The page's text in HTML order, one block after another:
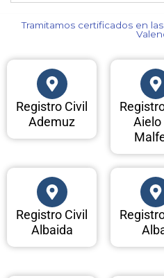
Tramitamos certificados en
Registro Civil
Ademuz
Aielo
Registro Civil
Albaida